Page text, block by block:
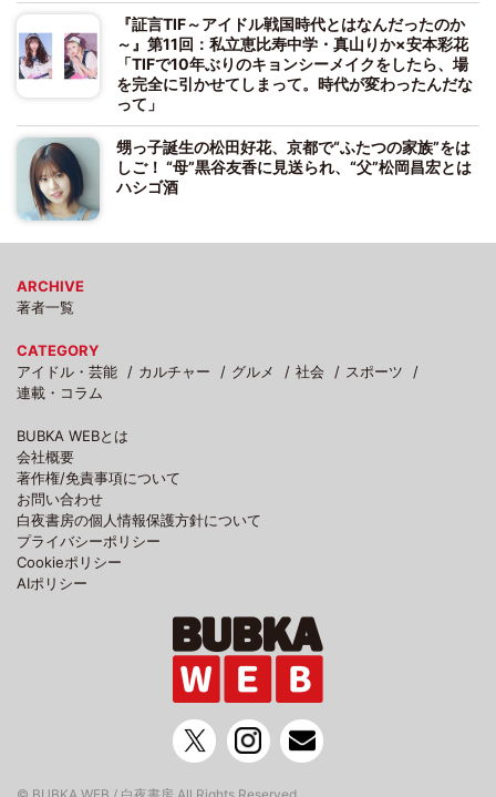
『証言TIF～アイドル戦国時代とはなんだったのか
～』第11回：私立恵比寿中学・真山りか×安本彩花
「TIFで10年ぶりのキョンシーメイクをしたら、場
を完全に引かせてしまって。時代が変わったんだな
って」
甥っ子誕生の松田好花、京都で“ふたつの家族”をは
しご！ “母”黒谷友香に見送られ、“父”松岡昌宏とは
ハシゴ酒
ARCHIVE
著者一覧
CATEGORY
アイドル・芸能
カルチャー グルメ 社会
スポーツ
連載・コラム
BUBKA WEBとは
会社概要
著作権/免責事項について
お問い合わせ
白夜書房の個人情報保護方針について
プライバシーポリシー
Cookieポリシー
AIポリシー